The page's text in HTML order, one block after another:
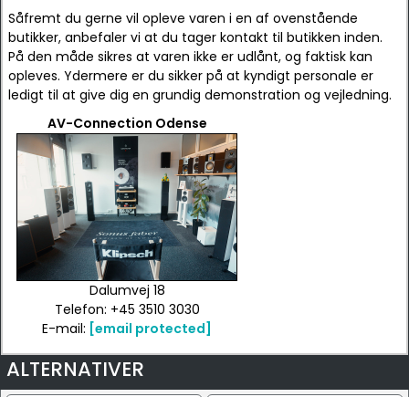
Såfremt du gerne vil opleve varen i en af ovenstående
butikker, anbefaler vi at du tager kontakt til butikken inden.
På den måde sikres at varen ikke er udlånt, og faktisk kan
opleves. Ydermere er du sikker på at kyndigt personale er
ledigt til at give dig en grundig demonstration og vejledning.
AV-Connection Odense
Dalumvej 18
Telefon: +45 3510 3030
E-mail: [email protected]
ALTERNATIVER